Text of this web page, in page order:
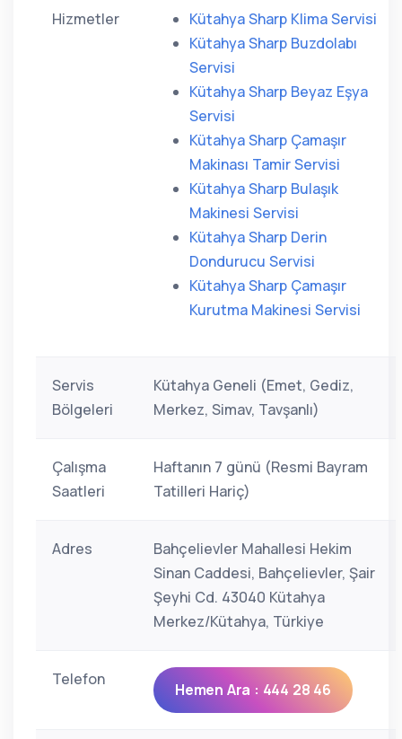
Hizmetler
Kütahya Sharp Klima Servisi
Kütahya Sharp Buzdolabı
Servisi
Kütahya Sharp Beyaz Eşya
Servisi
Kütahya Sharp Çamaşır
Makinası Tamir Servisi
Kütahya Sharp Bulaşık
Makinesi Servisi
Kütahya Sharp Derin
Dondurucu Servisi
Kütahya Sharp Çamaşır
Kurutma Makinesi Servisi
Servis
Bölgeleri
Kütahya Geneli (Emet, Gediz,
Merkez, Simav, Tavşanlı)
Çalışma
Saatleri
Haftanın 7 günü (Resmi Bayram
Tatilleri Hariç)
Adres
Bahçelievler Mahallesi Hekim
Sinan Caddesi, Bahçelievler, Şair
Şeyhi Cd. 43040 Kütahya
Merkez/Kütahya, Türkiye
Telefon
Hemen Ara : 444 28 46